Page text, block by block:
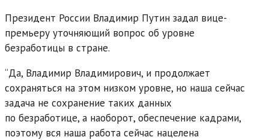
Президент России Владимир Путин задал вице-
премьеру уточняющий вопрос об уровне
безработицы в стране.
“Да, Владимир Владимирович, и продолжает
сохраняться на этом низком уровне, но наша сейчас
задача не сохранение таких данных
по безработице, а наоборот, обеспечение кадрами,
поэтому вся наша работа сейчас нацелена